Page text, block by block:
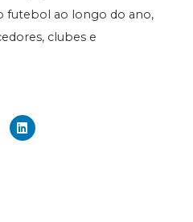
futebol ao longo do ano,
clubes e